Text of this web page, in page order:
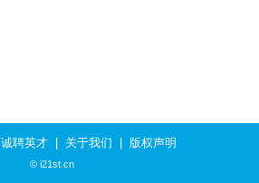
诚聘英才| 关于我们 版权声明
© i21st.cn